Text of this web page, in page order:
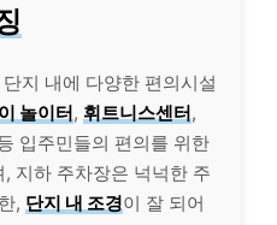
지 내에 다양한 편의시설
놀이터, 휘트니스센터,
입주민들의 편의를 위한
지하 주차장은 넉넉한 주
, 단지 내 조경이 잘 되어